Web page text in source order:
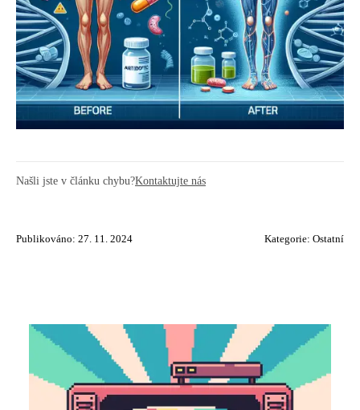
Našli jste v článku chybu?Kontaktujte nás
Publikováno: 27. 11. 2024 Kategorie: Ostatní